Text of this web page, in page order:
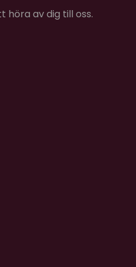
av dig till oss.